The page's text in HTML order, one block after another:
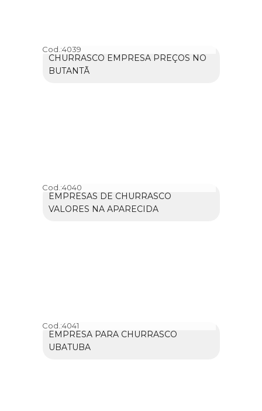
Cod.:4039
CHURRASCO EMPRESA PREÇOS NO
BUTANTÃ
Cod.:4040
EMPRESAS DE CHURRASCO
VALORES NA APARECIDA
Cod.:4041
EMPRESA PARA CHURRASCO
UBATUBA